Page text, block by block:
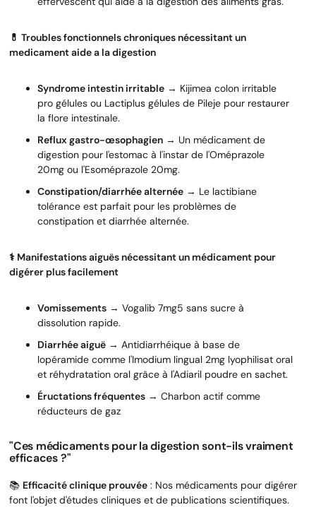
💊 Troubles fonctionnels chroniques nécessitant un
medicament aide a la digestion
Syndrome intestin irritable → Kijimea colon irritable
pro gélules ou Lactiplus gélules de Pileje pour restaurer
la flore intestinale.
Reflux gastro-œsophagien → Un médicament de
digestion pour l'estomac à l'instar de l'Oméprazole
20mg ou l'Esoméprazole 20mg.
Constipation/diarrhée alternée → Le lactibiane
tolérance est parfait pour les problèmes de
constipation et diarrhée alternée.
⚕️ Manifestations aiguës nécessitant un médicament pour
digérer plus facilement
Vomissements → Vogalib 7mg5 sans sucre à
dissolution rapide.
Diarrhée aiguë → Antidiarrhéique à base de
lopéramide comme l'Imodium lingual 2mg lyophilisat oral
et réhydratation oral grâce à l'Adiaril poudre en sachet.
Éructations fréquentes → Charbon actif comme
réducteurs de gaz
"Ces médicaments pour la digestion sont-ils vraiment
efficaces ?"
📚 Efficacité clinique prouvée : Nos médicaments pour digérer
font l'objet d'études cliniques et de publications scientifiques.